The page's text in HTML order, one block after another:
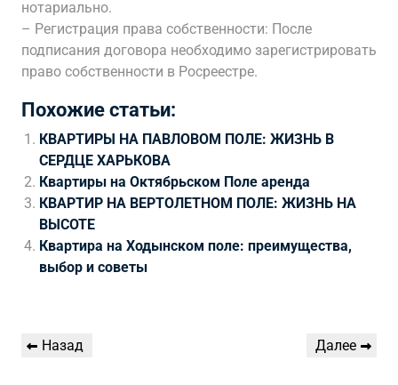
нотариально.
– Регистрация права собственности: После
подписания договора необходимо зарегистрировать
право собственности в Росреестре.
Похожие статьи:
КВАРТИРЫ НА ПАВЛОВОМ ПОЛЕ: ЖИЗНЬ В
СЕРДЦЕ ХАРЬКОВА
Квартиры на Октябрьском Поле аренда
КВАРТИР НА ВЕРТОЛЕТНОМ ПОЛЕ: ЖИЗНЬ НА
ВЫСОТЕ
Квартира на Ходынском поле: преимущества,
выбор и советы
Навигация
Предыдущая
Назад
Следующая
Далее